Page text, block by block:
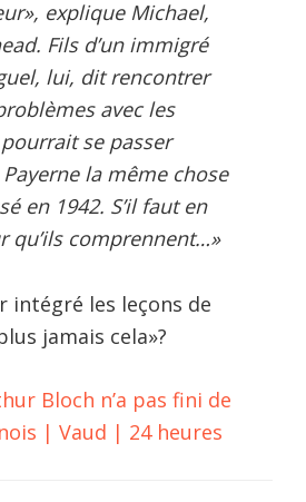
explique Michael,
Fils d’un immigré
lui, dit rencontrer
avec les
se passer
la même chose
en 1942. S’il faut en
qu’ils comprennent…»
intégré les leçons de
jamais cela»?
Bloch n’a pas fini de
| Vaud | 24 heures